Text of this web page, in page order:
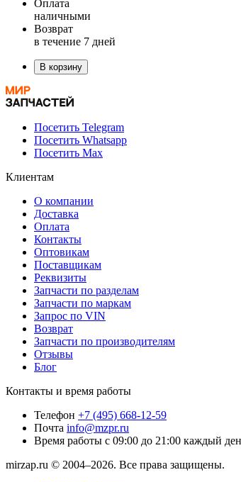
Оплата
наличными
Возврат
в течение 7 дней
В корзину
Посетить Telegram
Посетить Whatsapp
Посетить Max
Клиентам
О компании
Доставка
Оплата
Контакты
Оптовикам
Поставщикам
Реквизиты
Запчасти по разделам
Запчасти по маркам
Запрос по VIN
Возврат
Запчасти по производителям
Отзывы
Блог
Контакты и время работы
Телефон +7 (495) 668-12-59
Почта info@mzpr.ru
Время работы с 09:00 до 21:00 каждый
mirzap.ru © 2004–2026. Все права защищены.